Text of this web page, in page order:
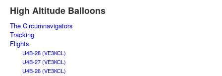
High Altitude Balloons
The Circumnavigators
Tracking
Flights
U4B-28 (VE3KCL)
U4B-27 (VE3KCL)
U4B-26 (VE3KCL)